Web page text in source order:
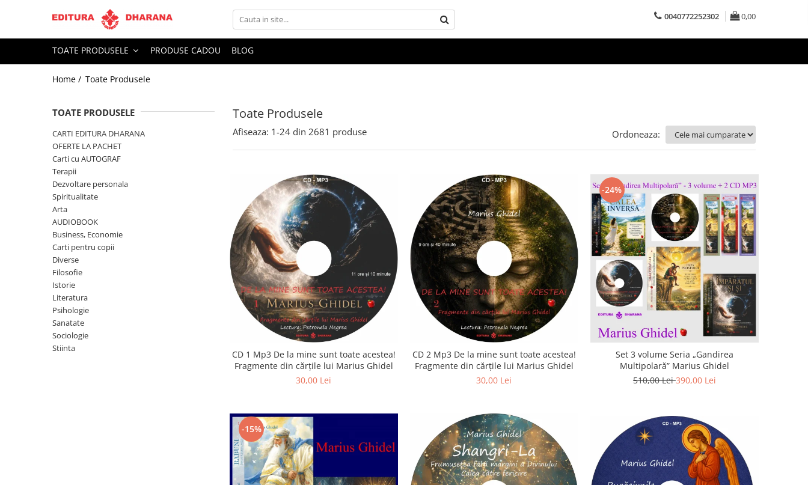
Toate Produsele
CARTI EDITURA DHARANA
OFERTE LA PACHET
Dezvoltare personala
Spiritualitate
AUDIOBOOK
Business, Economie
Carti pentru copii
0040772252302 0,00
TOATE PRODUSELE PRODUSE CADOU BLOG
Home / Toate Produsele
Toate Produsele
TOATE PRODUSELE
CARTI EDITURA DHARANA
OFERTE LA PACHET
Carti cu AUTOGRAF
Terapii
Dezvoltare personala
Spiritualitate
Arta
AUDIOBOOK
Business, Economie
Carti pentru copii
Diverse
Filosofie
Istorie
Literatura
Psihologie
Sanatate
Sociologie
Stiinta
Afiseaza: 1-24 din 2681 produse Ordoneaza:
CD 1 Mp3 De la mine sunt toate acestea!
Fragmente din cărțile lui Marius Ghidel
30,00 Lei
CD 2 Mp3 De la mine sunt toate acestea!
Fragmente din cărțile lui Marius Ghidel
30,00 Lei
-24%
Set 3 volume Seria „Gandirea
Multipolară” Marius Ghidel
510,00 Lei390,00 Lei
-15%